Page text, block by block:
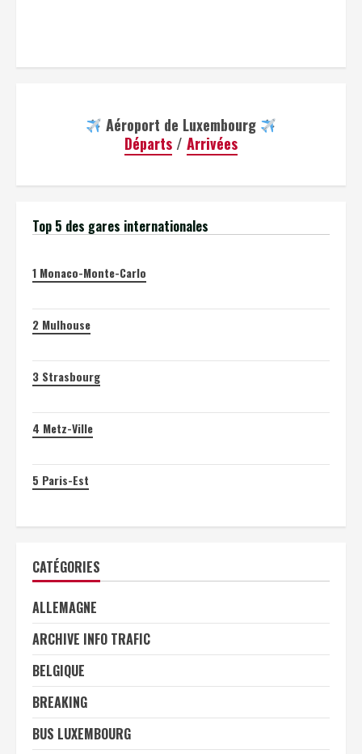
Aéroport de Luxembourg
Départs / Arrivées
Top 5 des gares internationales
1 Monaco-Monte-Carlo
2 Mulhouse
3 Strasbourg
4 Metz-Ville
5 Paris-Est
CATÉGORIES
ALLEMAGNE
ARCHIVE INFO TRAFIC
BELGIQUE
BREAKING
BUS LUXEMBOURG